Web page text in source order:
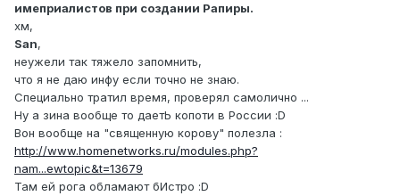
имеприалистов при создании Рапиры.
хм,
San,
неужели так тяжело запомнить,
что я не даю инфу если точно не знаю.
Специально тратил время, проверял самолично ...
Ну а зина вообще то даетЬ копоти в России :D
Вон вообще на "священную корову" полезла :
http://www.homenetworks.ru/modules.php?
nam...ewtopic&t=13679
Там ей рога обламают бИстро :D